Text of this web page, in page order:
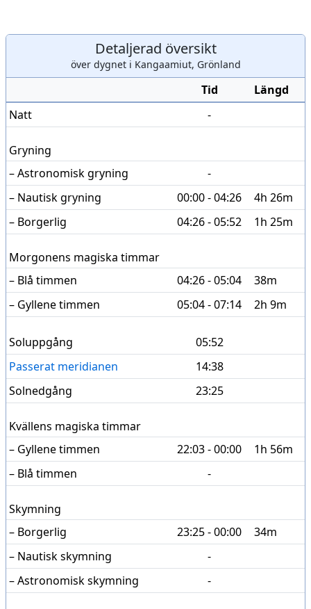
Detaljerad översikt
över dygnet i Kangaamiut, Grönland
Tid
Längd
Natt
-
Gryning
– Astronomisk gryning
-
– Nautisk gryning
00:00 - 04:26
4h 26m
– Borgerlig
04:26 - 05:52 1h 25m
Morgonens magiska timmar
– Blå timmen
04:26 - 05:04
38m
– Gyllene timmen
05:04 - 07:14 2h 9m
Soluppgång
05:52
Passerat meridianen
14:38
Solnedgång
23:25
Kvällens magiska timmar
– Gyllene timmen
22:03 - 00:00
1h 56m
– Blå timmen
-
Skymning
– Borgerlig
23:25 - 00:00
34m
– Nautisk skymning
-
– Astronomisk skymning
-